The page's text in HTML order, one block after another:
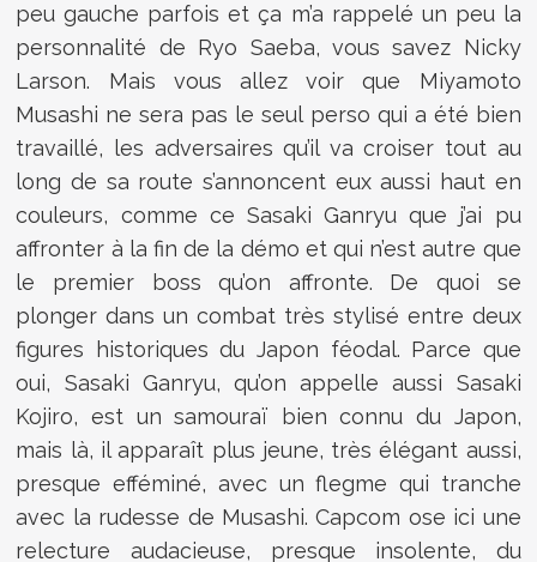
peu gauche parfois et ça m’a rappelé un peu la
personnalité de Ryo Saeba, vous savez Nicky
Larson. Mais vous allez voir que Miyamoto
Musashi ne sera pas le seul perso qui a été bien
travaillé, les adversaires qu’il va croiser tout au
long de sa route s’annoncent eux aussi haut en
couleurs, comme ce Sasaki Ganryu que j’ai pu
affronter à la fin de la démo et qui n’est autre que
le premier boss qu’on affronte. De quoi se
plonger dans un combat très stylisé entre deux
figures historiques du Japon féodal. Parce que
oui, Sasaki Ganryu, qu’on appelle aussi Sasaki
Kojiro, est un samouraï bien connu du Japon,
mais là, il apparaît plus jeune, très élégant aussi,
presque efféminé, avec un flegme qui tranche
avec la rudesse de Musashi. Capcom ose ici une
relecture audacieuse, presque insolente, du